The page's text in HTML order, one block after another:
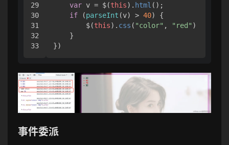
29
30
31
32
var v = $(this). html ();
if (parseInt (v) > 40) {
        $(
this). css ( "color" , "red" )
    }
})
事件委派